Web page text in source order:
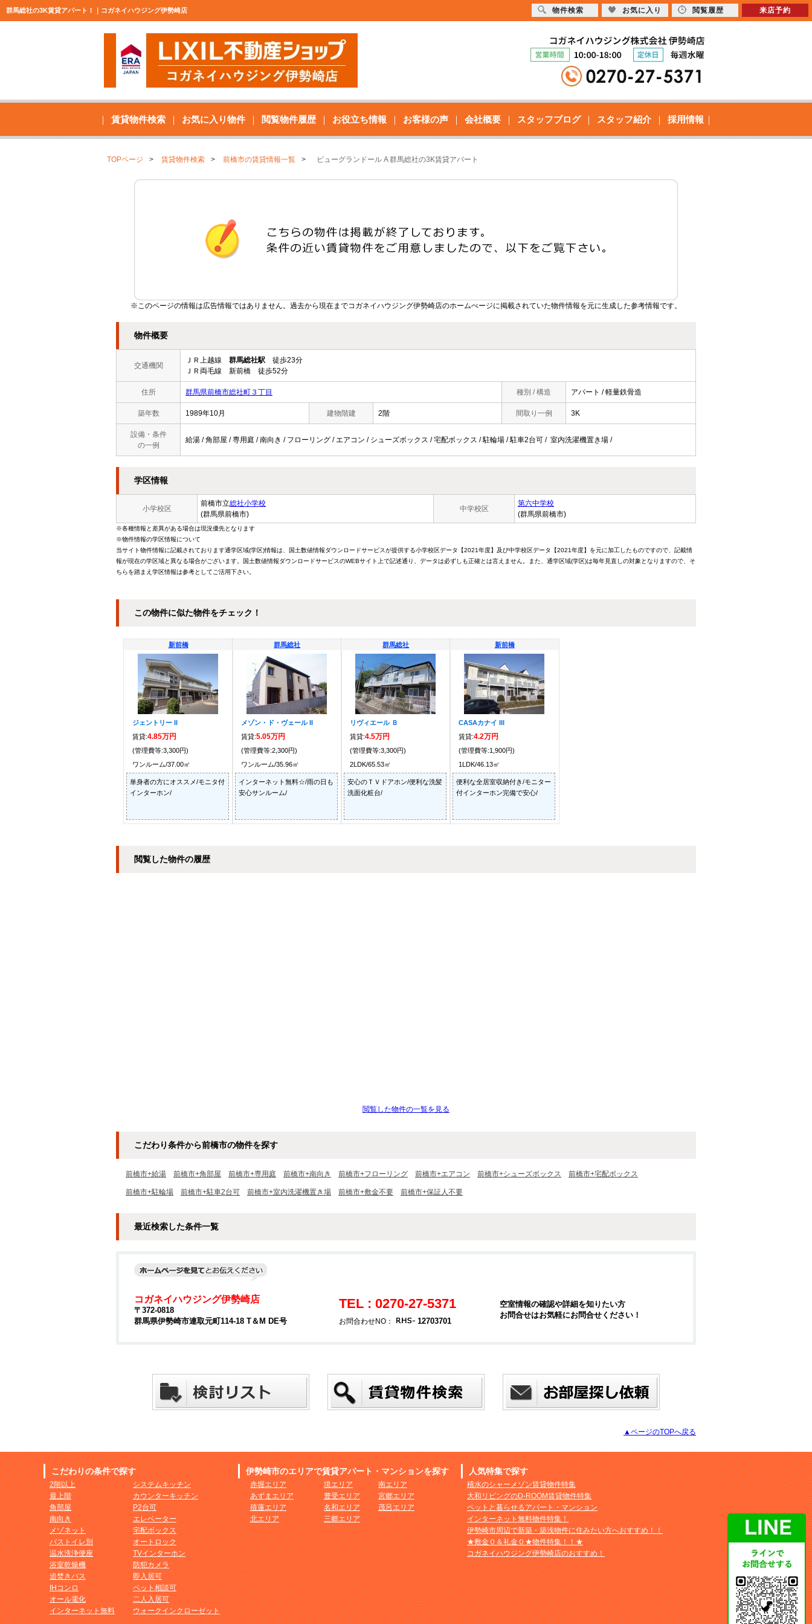
群馬総社の3K賃貸アパート！｜コガネイハウジング伊勢崎店
賃貸物件検索 お気に入り物件 閲覧物件履歴 お役立ち情報 お客様の声 会社概要 スタッフブログ スタッフ紹介 採用情報
TOPページ 賃貸物件検索 前橋市の賃貸情報一覧 ビューグランドール A 群馬総社の3K賃貸アパート
※このページの情報は広告情報ではありません。過去から現在までコガネイハウジング伊勢崎店のホームぺージに掲載されていた物件情報を元に生成した参考情報です。
物件概要
交通機関
ＪＲ上越線 群馬総社駅 徒歩23分
ＪＲ両毛線 新前橋 徒歩52分
住所 群馬県前橋市総社町３丁目 種別 / 構造 アパート / 軽量鉄骨造
築年数 1989年10月 建物階建 2階 間取り一例 3K
設備・条件
の一例
給湯 / 角部屋 / 専用庭 / 南向き / フローリング / エアコン / シューズボックス / 宅配ボックス / 駐輪場 / 駐車2台可 / 室内洗濯機置き場 /
学区情報
小学校区
前橋市立総社小学校
(群馬県前橋市)
中学校区
第六中学校
(群馬県前橋市)
※各種情報と差異がある場合は現況優先となります
※物件情報の学区情報について
当サイト物件情報に記載されております通学区域(学区)情報は、国土数値情報ダウンロードサービスが提供する小学校区データ【2021年度】及び中学校区データ【2021年度】を元に加工したものですので、記載情
報が現在の学区域と異なる場合がございます。国土数値情報ダウンロードサービスのWEBサイト上で記述通り、データは必ずしも正確とは言えません。また、通学区域(学区)は毎年見直しの対象となりますので、そ
ちらを踏まえ学区情報は参考としてご活用下さい。
この物件に似た物件をチェック！
新前橋
ジェントリー II
賃貸:4.85万円
(管理費等:3,300円)
ワンルーム/37.00㎡
単身者の方にオススメ/モニタ付
インターホン/
群馬総社
メゾン・ド・ヴェール II
賃貸:5.05万円
(管理費等:2,300円)
ワンルーム/35.96㎡
インターネット無料☆/雨の日も
安心サンルーム/
群馬総社
リヴィエール Ｂ
賃貸:4.5万円
(管理費等:3,300円)
2LDK/65.53㎡
安心のＴＶドアホン/便利な洗髪
洗面化粧台/
新前橋
CASAカナイ III
賃貸:4.2万円
(管理費等:1,900円)
1LDK/46.13㎡
便利な全居室収納付き/モニター
付インターホン完備で安心/
閲覧した物件の履歴
閲覧した物件の一覧を見る
こだわり条件から前橋市の物件を探す
前橋市+給湯 前橋市+角部屋 前橋市+専用庭 前橋市+南向き 前橋市+フローリング 前橋市+エアコン 前橋市+シューズボックス 前橋市+宅配ボックス
前橋市+駐輪場 前橋市+駐車2台可 前橋市+室内洗濯機置き場 前橋市+敷金不要 前橋市+保証人不要
最近検索した条件一覧
コガネイハウジング伊勢崎店
〒372-0818
群馬県伊勢崎市連取元町114-18 T＆M DE号
TEL : 0270-27-5371
お問合わせNO： 12703701
空室情報の確認や詳細を知りたい方
お問合せはお気軽にお問合せください！
▲ページのTOPへ戻る
こだわりの条件で探す
2階以上
最上階
角部屋
南向き
メゾネット
バストイレ別
温水洗浄便座
浴室乾燥機
追焚きバス
IHコンロ
オール電化
インターネット無料
システムキッチン
カウンターキッチン
P2台可
エレベーター
宅配ボックス
オートロック
TVインターホン
防犯カメラ
即入居可
ペット相談可
二人入居可
ウォークインクローゼット
伊勢崎市のエリアで賃貸アパート・マンションを探す
赤堀エリア
あずまエリア
殖蓮エリア
北エリア
境エリア
豊受エリア
名和エリア
三郷エリア
南エリア
宮郷エリア
茂呂エリア
人気特集で探す
積水のシャーメゾン賃貸物件特集
大和リビングのD-ROOM賃貸物件特集
ペットと暮らせるアパート・マンション
インターネット無料物件特集！
伊勢崎市周辺で新築・築浅物件に住みたい方へおすすめ！！
★敷金０＆礼金０★物件特集！！★
コガネイハウジング伊勢崎店のおすすめ！
物件検索 お気に入り 閲覧履歴 来店予約